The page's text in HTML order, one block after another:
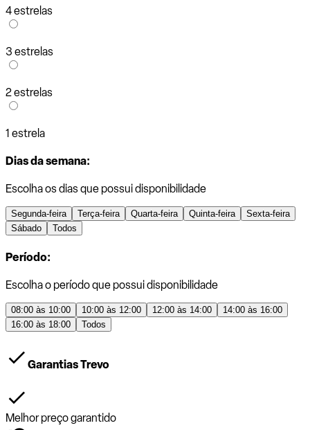
4 estrelas
3 estrelas
2 estrelas
1 estrela
Dias da semana:
Escolha os dias que possui disponibilidade
Segunda-feira Terça-feira Quarta-feira Quinta-feira
Sexta-feira
Sábado
Todos
Período:
Escolha o período que possui disponibilidade
08:00 às 10:00 10:00 às 12:00 12:00 às 14:00
14:00 às 16:00
16:00 às 18:00
Todos
Garantias Trevo
Melhor preço garantido